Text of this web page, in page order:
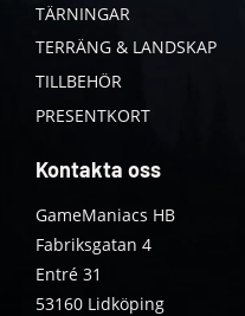
TÄRNINGAR
TERRÄNG & LANDSKAP
TILLBEHÖR
PRESENTKORT
Kontakta oss
GameManiacs HB
Fabriksgatan 4
Entré 31
53160 Lidköping